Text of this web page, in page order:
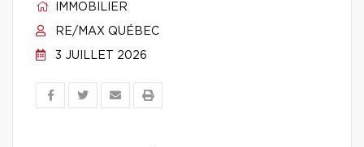
IMMOBILIER
RE/MAX QUÉBEC
3 JUILLET 2026